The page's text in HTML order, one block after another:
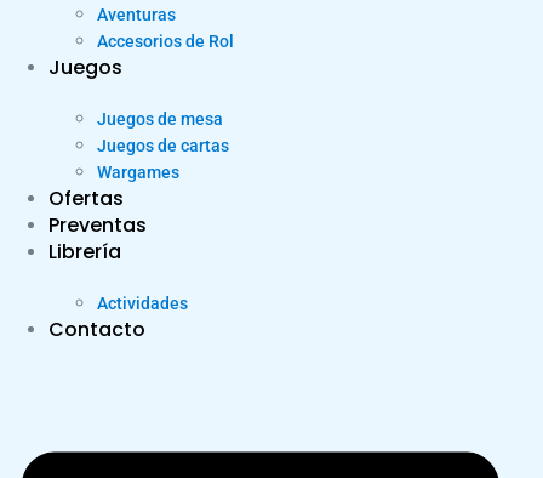
Aventuras
Accesorios de Rol
Juegos
Juegos de mesa
Juegos de cartas
Wargames
Ofertas
Preventas
Librería
Actividades
Contacto